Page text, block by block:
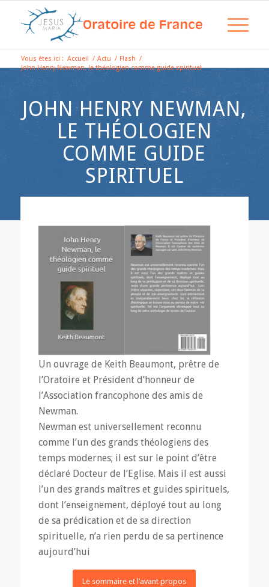
Vous êtes ici : Accueil / Actu / Flash /
John Henry Newman, le théologien comme guide spirituel
JOHN HENRY NEWMAN,
LE THÉOLOGIEN
COMME GUIDE
SPIRITUEL
Un ouvrage de Keith Beaumont, prêtre de
l’Oratoire et Président d’honneur de
l’Association francophone des amis de
Newman.
Newman est universellement reconnu
comme l’un des grands théologiens des
temps modernes; il est sur le point d’être
déclaré Docteur de l’Eglise. Mais il est aussi
l’un des grands maîtres et guides spirituels,
dont l’enseignement, déployé tout au long
de sa prédication et de sa direction
spirituelle, n’a rien perdu de sa pertinence
aujourd’hui
Le sommaire et l’avant propos